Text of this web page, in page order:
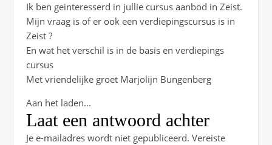
Ik ben geinteresserd in jullie cursus aanbod in Zeist.
Mijn vraag is of er ook een verdiepingscursus is in
Zeist ?
En wat het verschil is in de basis en verdiepings
cursus
Met vriendelijke groet Marjolijn Bungenberg
Aan het laden...
Laat een antwoord achter
Je e-mailadres wordt niet gepubliceerd. Vereiste